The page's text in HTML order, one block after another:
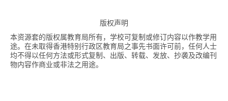
版权声明
本资源套的版权属教育局所有，学校可复制或修订内容以作教学用
途。在未取得香港特别行政区教育局之事先书面许可前，任何人士
均不得以任何方法或形式复制、出版、转载、发放、抄袭及改编刊
物内容作商业或非法之用途。